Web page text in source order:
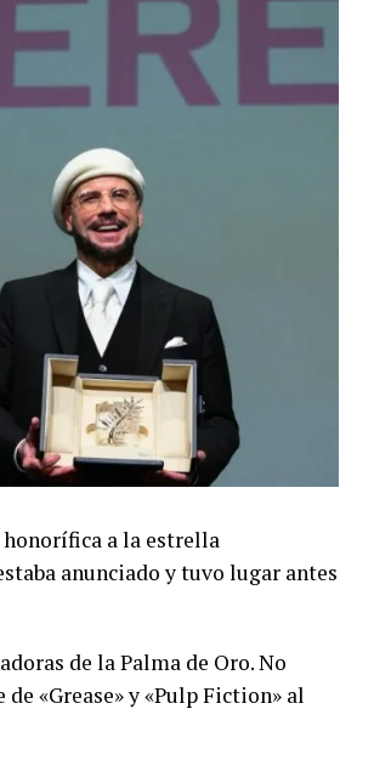
honorífica a la estrella
anunciado y tuvo lugar antes
de la Palma de Oro. No
«Grease» y «Pulp Fiction» al